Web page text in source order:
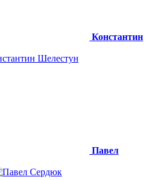
Константин
Павел